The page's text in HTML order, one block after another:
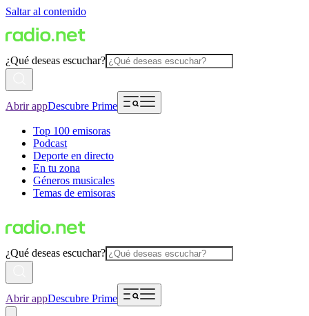
Saltar al contenido
¿Qué deseas escuchar?
Abrir appDescubre Prime
Top 100 emisoras
Podcast
Deporte en directo
En tu zona
Géneros musicales
Temas de emisoras
¿Qué deseas escuchar?
Abrir appDescubre Prime